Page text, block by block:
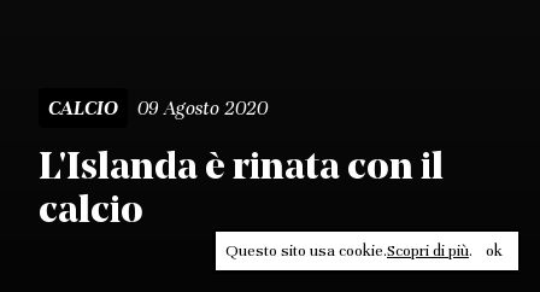
CALCIO 09 Agosto 2020
L'Islanda è rinata con il
calcio
Questo sito usa cookie.Scopri di più. ok